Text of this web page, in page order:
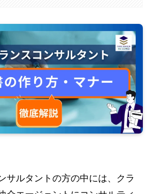
サルタントの方の中には、クラ